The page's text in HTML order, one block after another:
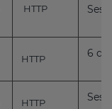
HTTP
HTTP 6
HTTP